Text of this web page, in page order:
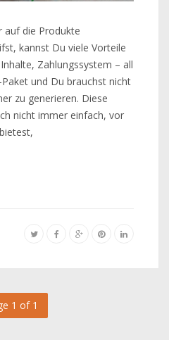
auf die Produkte
kannst Du viele Vorteile
Zahlungssystem – all
und Du brauchst nicht
zu generieren. Diese
nicht immer einfach, vor
1 of 1